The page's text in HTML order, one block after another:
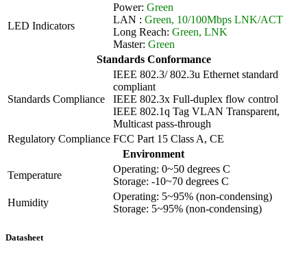
LED Indicators
Power: Green
LAN : Green, 10/100Mbps LNK/ACT
Long Reach: Green, LNK
Master: Green
Standards Conformance
Standards Compliance
IEEE 802.3/ 802.3u Ethernet standard
compliant
IEEE 802.3x Full-duplex flow control
IEEE 802.1q Tag VLAN Transparent,
Multicast pass-through
Regulatory Compliance FCC Part 15 Class A, CE
Environment
Temperature
Operating: 0~50 degrees C
Storage: -10~70 degrees C
Humidity
Operating: 5~95% (non-condensing)
Storage: 5~95% (non-condensing)
Datasheet